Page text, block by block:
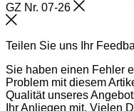
GZ Nr. 07-26
Schließen
Teilen Sie uns Ihr
Sie haben einen Fehler
Problem mit diesem
Qualität unseres
Ihr Anliegen mit. Vielen